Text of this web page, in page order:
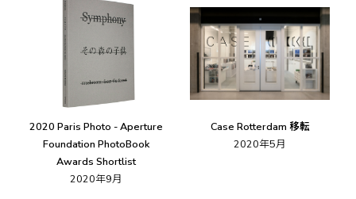
2020 Paris Photo - Aperture
Foundation PhotoBook
Awards Shortlist
2020年9月
Case Rotterdam 移転
2020年5月